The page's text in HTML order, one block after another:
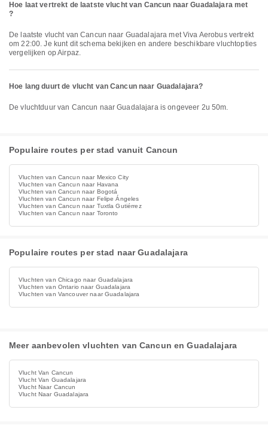
Hoe laat vertrekt de laatste vlucht van Cancun naar Guadalajara met
?
De laatste vlucht van Cancun naar Guadalajara met Viva Aerobus vertrekt
om 22:00. Je kunt dit schema bekijken en andere beschikbare vluchtopties
vergelijken op Airpaz.
Hoe lang duurt de vlucht van Cancun naar Guadalajara?
De vluchtduur van Cancun naar Guadalajara is ongeveer 2u 50m.
Populaire routes per stad vanuit Cancun
Vluchten van Cancun naar Mexico City
Vluchten van Cancun naar Havana
Vluchten van Cancun naar Bogotá
Vluchten van Cancun naar Felipe Ángeles
Vluchten van Cancun naar Tuxtla Gutiérrez
Vluchten van Cancun naar Toronto
Populaire routes per stad naar Guadalajara
Vluchten van Chicago naar Guadalajara
Vluchten van Ontario naar Guadalajara
Vluchten van Vancouver naar Guadalajara
Meer aanbevolen vluchten van Cancun en Guadalajara
Vlucht Van Cancun
Vlucht Van Guadalajara
Vlucht Naar Cancun
Vlucht Naar Guadalajara